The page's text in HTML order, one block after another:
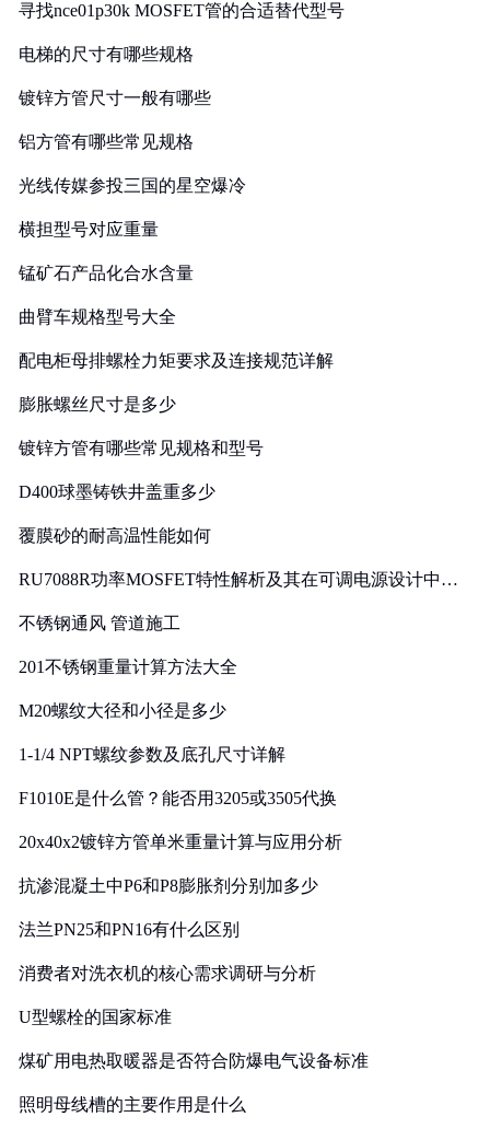
寻找nce01p30k MOSFET管的合适替代型号
电梯的尺寸有哪些规格
镀锌方管尺寸一般有哪些
铝方管有哪些常见规格
光线传媒参投三国的星空爆冷
横担型号对应重量
锰矿石产品化合水含量
曲臂车规格型号大全
配电柜母排螺栓力矩要求及连接规范详解
膨胀螺丝尺寸是多少
镀锌方管有哪些常见规格和型号
D400球墨铸铁井盖重多少
覆膜砂的耐高温性能如何
RU7088R功率MOSFET特性解析及其在可调电源设计中的
不锈钢通风 管道施工
201不锈钢重量计算方法大全
M20螺纹大径和小径是多少
1-1/4 NPT螺纹参数及底孔尺寸详解
F1010E是什么管？能否用3205或3505代换
20x40x2镀锌方管单米重量计算与应用分析
抗渗混凝土中P6和P8膨胀剂分别加多少
法兰PN25和PN16有什么区别
消费者对洗衣机的核心需求调研与分析
U型螺栓的国家标准
煤矿用电热取暖器是否符合防爆电气设备标准
照明母线槽的主要作用是什么